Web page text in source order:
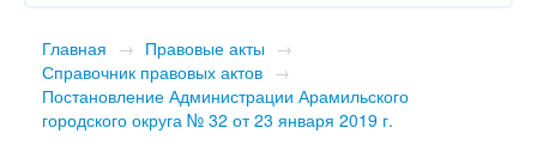
Главная → Правовые акты →
Справочник правовых актов →
Постановление Администрации Арамильского
городского округа № 32 от 23 января 2019 г.